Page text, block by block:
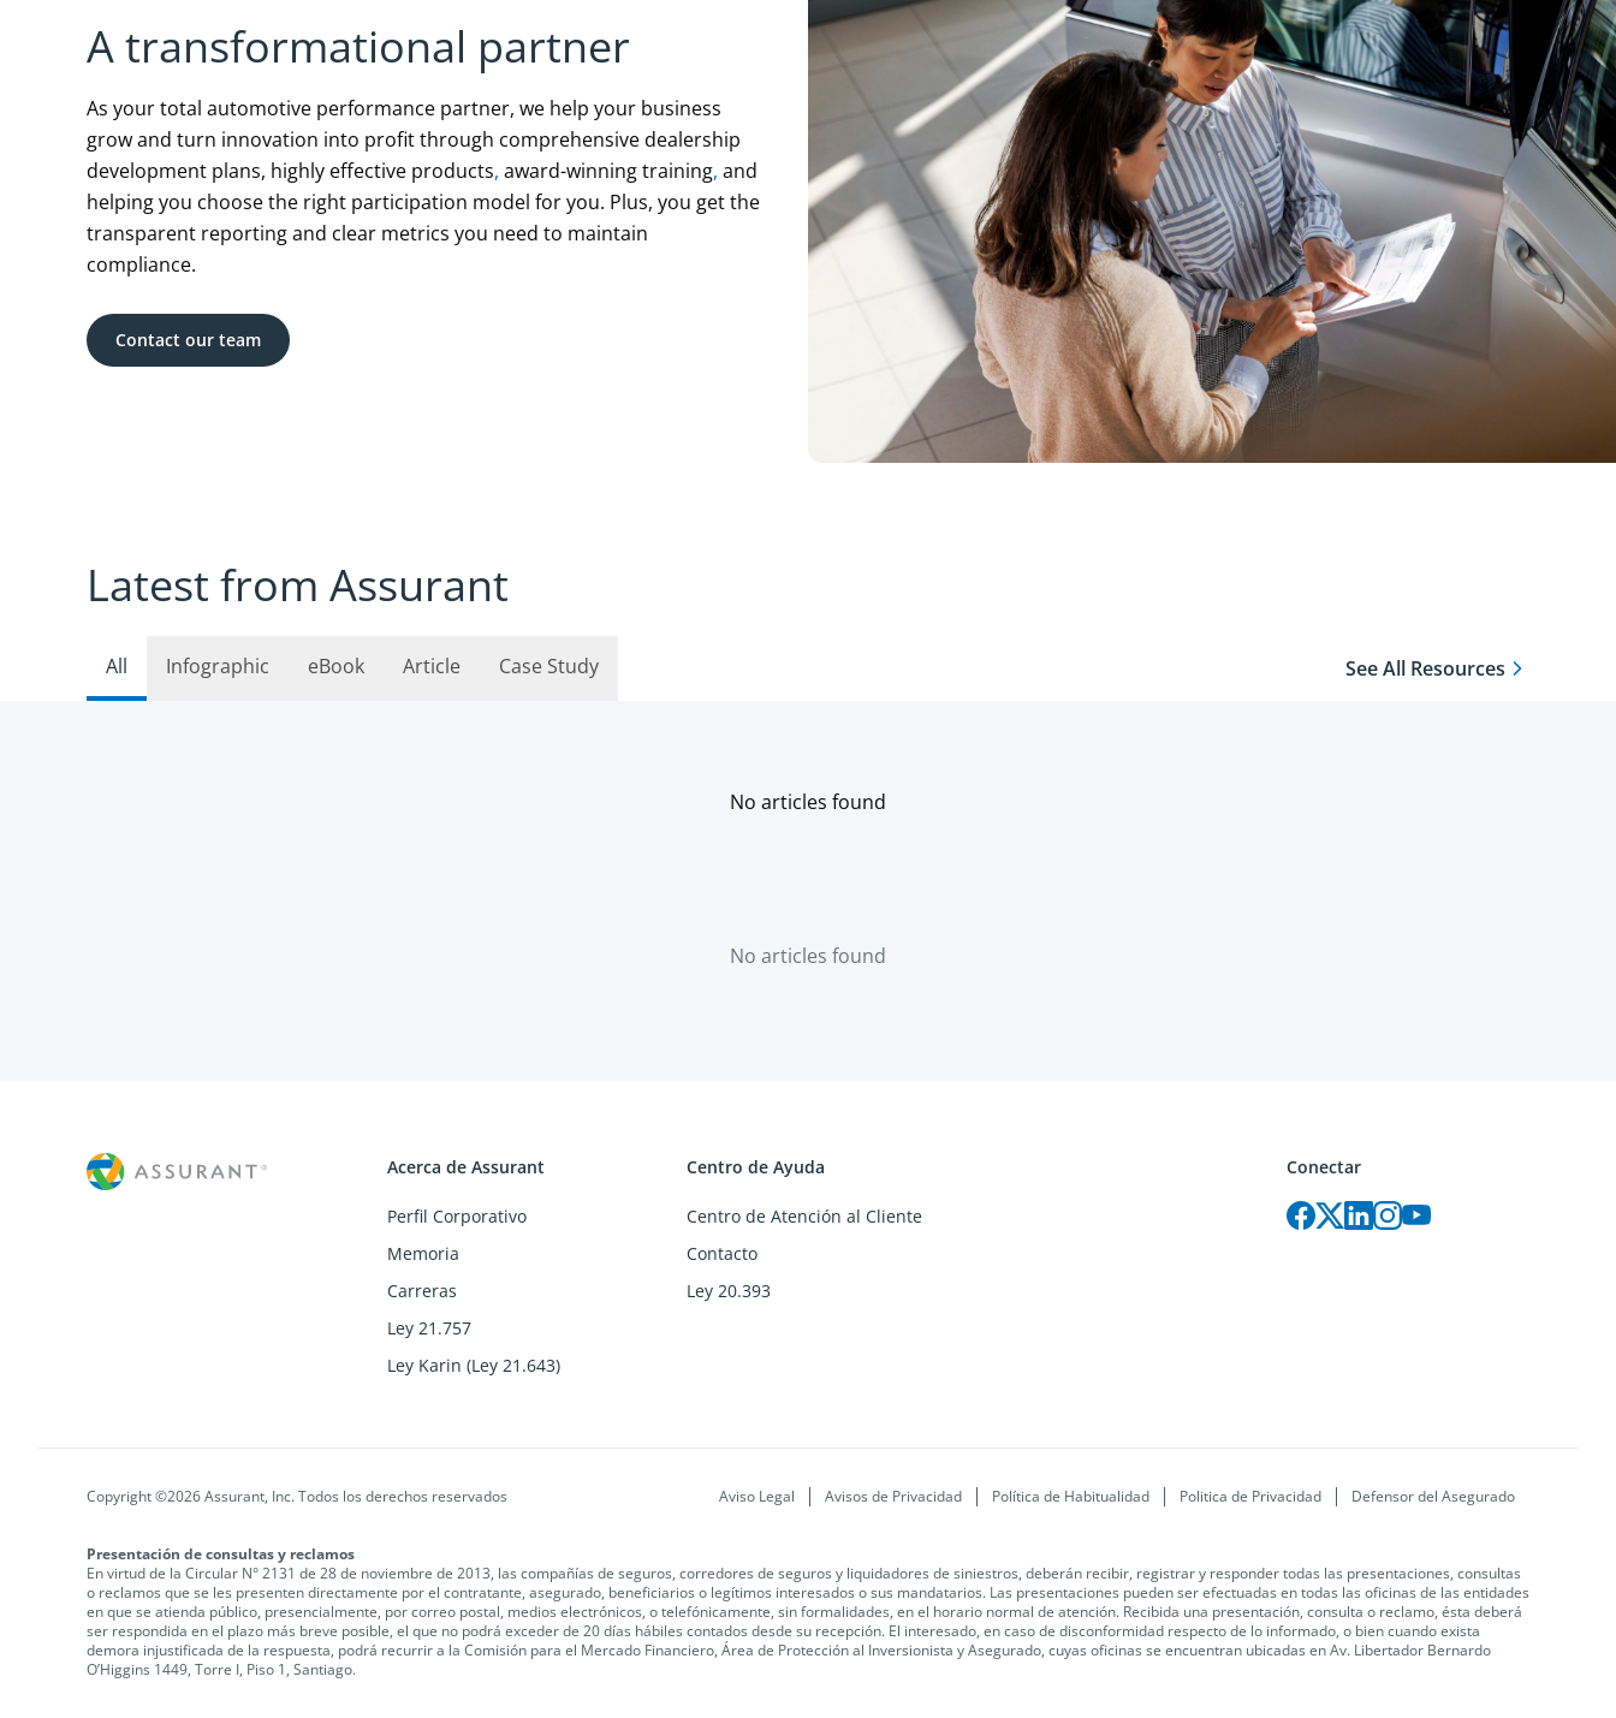
A transformational partner
As your total automotive performance partner, we help your business
grow and turn innovation into profit through comprehensive dealership
development plans, highly effective products, award-winning training, and
helping you choose the right participation model for you. Plus, you get the
transparent reporting and clear metrics you need to maintain
compliance.
Contact our team
Latest from Assurant
All Infographic eBook Article Case Study See All Resources
No articles found
No articles found
Conectar
Acerca de Assurant
Perfil Corporativo
Memoria
Carreras
Ley 21.757
Ley Karin (Ley 21.643)
Centro de Ayuda
Centro de Atención al Cliente
Contacto
Ley 20.393
Copyright ©2026 Assurant, Inc. Todos los derechos reservados Aviso Legal Avisos de Privacidad Política de Habitualidad Politica de Privacidad Defensor del Asegurado
Presentación de consultas y reclamos
En virtud de la Circular N° 2131 de 28 de noviembre de 2013, las compañías de seguros, corredores de seguros y liquidadores de siniestros, deberán recibir, registrar y responder todas las presentaciones, consultas
o reclamos que se les presenten directamente por el contratante, asegurado, beneficiarios o legítimos interesados o sus mandatarios. Las presentaciones pueden ser efectuadas en todas las oficinas de las entidades
en que se atienda público, presencialmente, por correo postal, medios electrónicos, o telefónicamente, sin formalidades, en el horario normal de atención. Recibida una presentación, consulta o reclamo, ésta deberá
ser respondida en el plazo más breve posible, el que no podrá exceder de 20 días hábiles contados desde su recepción. El interesado, en caso de disconformidad respecto de lo informado, o bien cuando exista
demora injustificada de la respuesta, podrá recurrir a la Comisión para el Mercado Financiero, Área de Protección al Inversionista y Asegurado, cuyas oficinas se encuentran ubicadas en Av. Libertador Bernardo
O’Higgins 1449, Torre I, Piso 1, Santiago.